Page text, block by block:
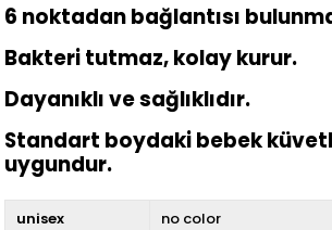
6 noktadan bağlantısı
Bakteri tutmaz, kolay kurur.
Dayanıklı ve sağlıklıdır.
Standart boydaki bebek
uygundur.
unisex no color